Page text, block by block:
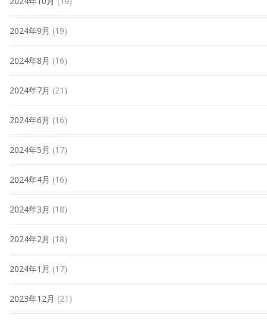
2024年9月 (19)
2024年8月 (16)
2024年7月 (21)
2024年6月 (16)
2024年5月 (17)
2024年4月 (16)
2024年3月 (18)
2024年2月 (18)
2024年1月 (17)
2023年12月 (21)